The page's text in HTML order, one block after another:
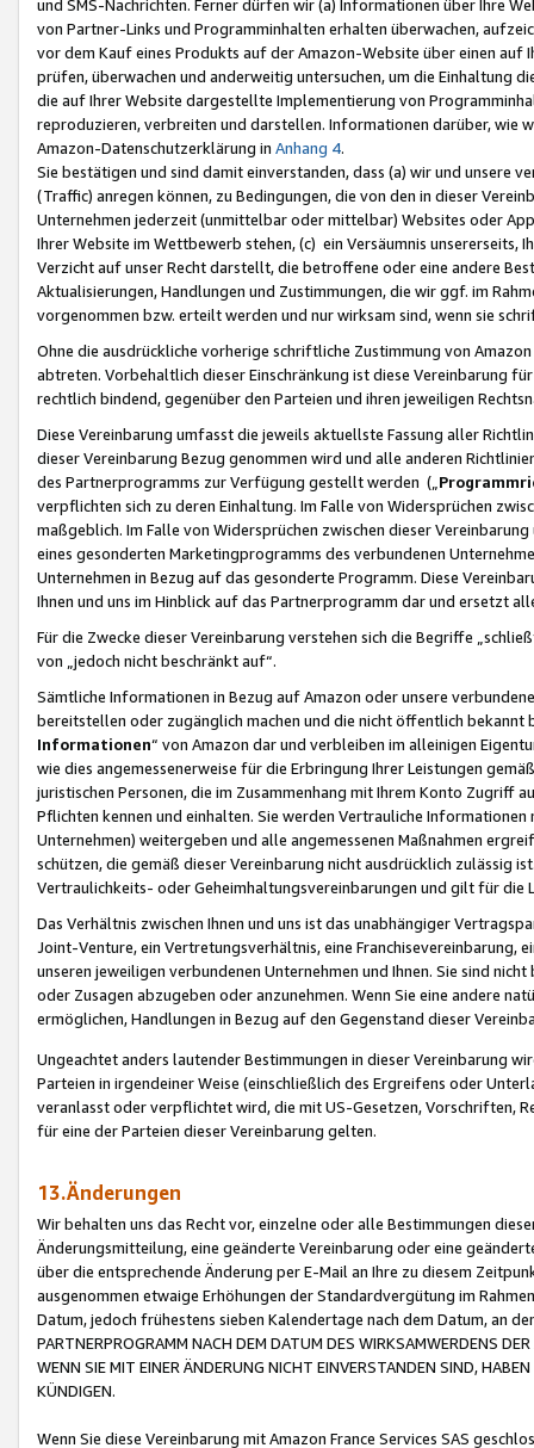
und SMS-Nachrichten. Ferner dürfen wir (a) Informationen über Ihre
von Partner-Links und Programminhalten erhalten überwachen,
vor dem Kauf eines Produkts auf der Amazon-Website über einen
prüfen, überwachen und anderweitig untersuchen, um die Einhaltung
die auf Ihrer Website dargestellte Implementierung von
reproduzieren, verbreiten und darstellen. Informationen darüber, wie
Amazon-Datenschutzerklärung in Anhang 4.
Sie bestätigen und sind damit einverstanden, dass (a) wir und
(Traffic) anregen können, zu Bedingungen, die von den in dieser
Unternehmen jederzeit (unmittelbar oder mittelbar) Websites oder
Ihrer Website im Wettbewerb stehen, (c) ein Versäumnis unsererseits,
Verzicht auf unser Recht darstellt, die betroffene oder eine andere
Aktualisierungen, Handlungen und Zustimmungen, die wir ggf. im
vorgenommen bzw. erteilt werden und nur wirksam sind, wenn sie
Ohne die ausdrückliche vorherige schriftliche Zustimmung von
abtreten. Vorbehaltlich dieser Einschränkung ist diese Vereinbarung
rechtlich bindend, gegenüber den Parteien und ihren jeweiligen
Diese Vereinbarung umfasst die jeweils aktuellste Fassung aller
dieser Vereinbarung Bezug genommen wird und alle anderen
des Partnerprogramms zur Verfügung gestellt werden („
verpflichten sich zu deren Einhaltung. Im Falle von Widersprüchen
maßgeblich. Im Falle von Widersprüchen zwischen dieser
eines gesonderten Marketingprogramms des verbundenen
Unternehmen in Bezug auf das gesonderte Programm. Diese
Ihnen und uns im Hinblick auf das Partnerprogramm dar und ersetzt
Für die Zwecke dieser Vereinbarung verstehen sich die Begriffe
von „jedoch nicht beschränkt auf“.
Sämtliche Informationen in Bezug auf Amazon oder unsere
bereitstellen oder zugänglich machen und die nicht öffentlich
Informationen“ von Amazon dar und verbleiben im alleinigen
wie dies angemessenerweise für die Erbringung Ihrer Leistungen
juristischen Personen, die im Zusammenhang mit Ihrem Konto
Pflichten kennen und einhalten. Sie werden Vertrauliche
Unternehmen) weitergeben und alle angemessenen Maßnahmen
schützen, die gemäß dieser Vereinbarung nicht ausdrücklich zulässig
Vertraulichkeits- oder Geheimhaltungsvereinbarungen und gilt für die
Das Verhältnis zwischen Ihnen und uns ist das unabhängiger
Joint-Venture, ein Vertretungsverhältnis, eine Franchisevereinbarung,
unseren jeweiligen verbundenen Unternehmen und Ihnen. Sie sind
oder Zusagen abzugeben oder anzunehmen. Wenn Sie eine andere
ermöglichen, Handlungen in Bezug auf den Gegenstand dieser
Ungeachtet anders lautender Bestimmungen in dieser Vereinbarung
Parteien in irgendeiner Weise (einschließlich des Ergreifens oder
veranlasst oder verpflichtet wird, die mit US-Gesetzen, Vorschriften,
für eine der Parteien dieser Vereinbarung gelten.
13.Änderungen
Wir behalten uns das Recht vor, einzelne oder alle Bestimmungen
Änderungsmitteilung, eine geänderte Vereinbarung oder eine
über die entsprechende Änderung per E-Mail an Ihre zu diesem
ausgenommen etwaige Erhöhungen der Standardvergütung im
Datum, jedoch frühestens sieben Kalendertage nach dem Datum, an
PARTNERPROGRAMM NACH DEM DATUM DES WIRKSAMWERDENS
WENN SIE MIT EINER ÄNDERUNG NICHT EINVERSTANDEN SIND,
KÜNDIGEN.
Wenn Sie diese Vereinbarung mit Amazon France Services SAS